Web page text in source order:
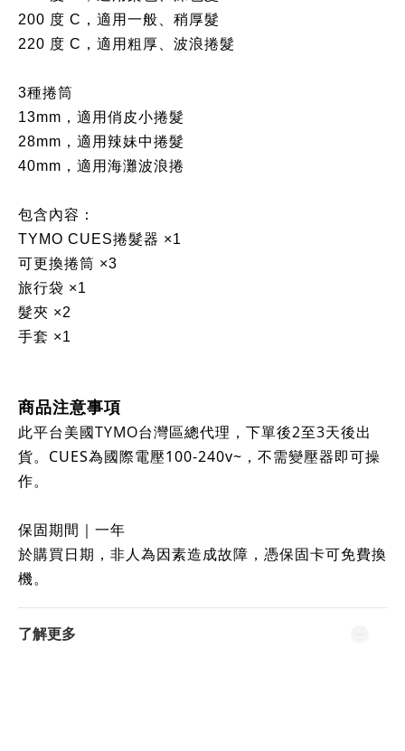
200 度 C，適用一般、稍厚髮
220 度 C，適用粗厚、波浪捲髮
3種捲筒
13mm，適用俏皮小捲髮
28mm，適用辣妹中捲髮
40mm，適用海灘波浪捲
包含內容：
TYMO CUES捲髮器 ×1
可更換捲筒 ×3
旅行袋 ×1
髮夾 ×2
手套 ×1
商品注意事項
此平台美國TYMO台灣區總代理，下單後2至3天後出
貨。 CUES為國際電壓100-240v~ ，不需變壓器即可操
作。
保固期間｜一年
於購買日期，非人為因素造成故障，憑保固卡可免費換
機。
了解更多